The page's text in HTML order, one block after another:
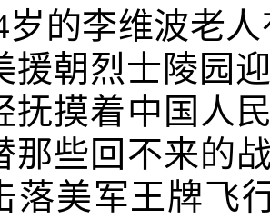
岁的李维波老
援朝烈士陵园
抚摸着中国人
那些回不来的
落美军王牌飞